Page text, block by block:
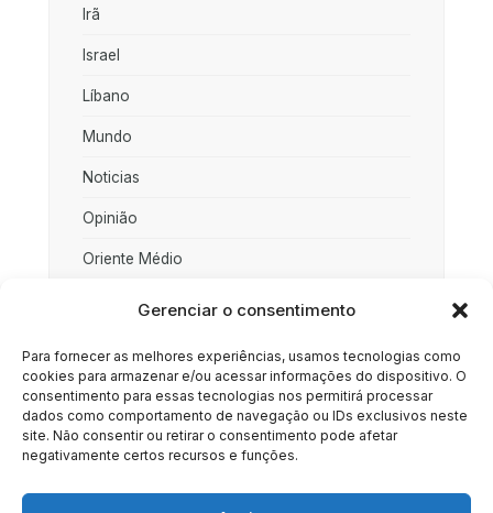
Gerenciar o consentimento
Para fornecer as melhores experiências, usamos tecnologias como
cookies para armazenar e/ou acessar informações do dispositivo. O
consentimento para essas tecnologias nos permitirá processar
dados como comportamento de navegação ou IDs exclusivos neste
site. Não consentir ou retirar o consentimento pode afetar
negativamente certos recursos e funções.
Irã
Israel
Líbano
Mundo
Noticias
Opinião
Oriente Médio
Rússia
Sociedade
Uncategorized